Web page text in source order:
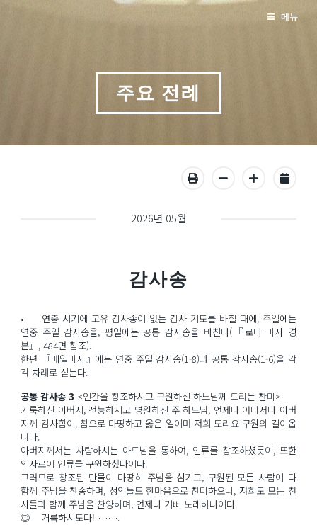
주요 전례
2026년 05월
감사송
• 연중 시기에 고유 감사송이 없는 감사 기도를 바칠 때에, 주일에는
연중 주일 감사송을, 평일에는 공통 감사송을 바친다(『로마 미사 경
본』, 484면 참조).
한편 『매일미사』에는 연중 주일 감사송(1-8)과 공통 감사송(1-6)을 각
각 차례로 싣는다.
공통 감사송 3 <인간을 창조하시고 구원하신 하느님께 드리는 찬미>
거룩하신 아버지, 전능하시고 영원하신 주 하느님, 언제나 어디서나 아버
지께 감사함이, 참으로 마땅하고 옳은 일이며 저희 도리요 구원의 길이옵
니다.
아버지께서는 사랑하시는 아드님을 통하여, 인류를 창조하셨듯이, 또한
인자로이 인류를 구원하셨나이다.
그러므로 창조된 만물이 마땅히 주님을 섬기고, 구원된 모든 사람이 다
함께 주님을 찬송하며, 성인들도 한마음으로 찬미하오니, 저희도 모든 천
사들과 함께 주님을 찬양하며, 언제나 기뻐 노래하나이다.
◎ 거룩하시도다! …….
메뉴